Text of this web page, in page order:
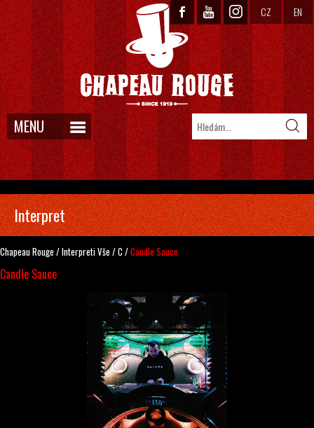
CZ EN
MENU
Interpret
Chapeau Rouge /InterpretiVše /C /Candle Sauce
Candle Sauce